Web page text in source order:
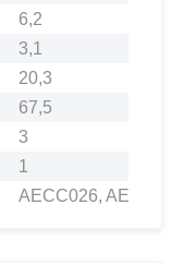
6,2
3,1
20,3
67,5
3
1
AECC026, AECC336